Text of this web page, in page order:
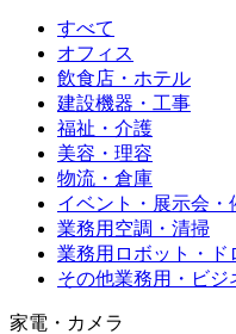
すべて
オフィス
飲食店・ホテル
建設機器・工事
福祉・介護
美容・理容
物流・倉庫
イベント・展示会・
業務用空調・清掃
業務用ロボット・ド
その他業務用・ビジ
家電・カメラ